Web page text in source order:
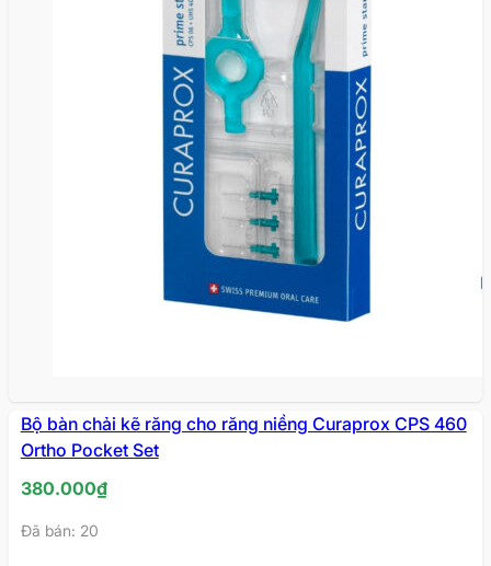
Bộ bàn chải kẽ răng cho răng niềng Curaprox CPS 460
Ortho Pocket Set
380.000₫
Đã bán: 20